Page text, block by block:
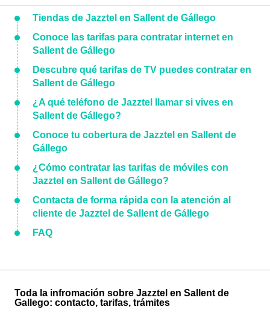
Tiendas de Jazztel en Sallent de Gállego
Conoce las tarifas para contratar internet en
Sallent de Gállego
Descubre qué tarifas de TV puedes contratar en
Sallent de Gállego
¿A qué teléfono de Jazztel llamar si vives en
Sallent de Gállego?
Conoce tu cobertura de Jazztel en Sallent de
Gállego
¿Cómo contratar las tarifas de móviles con
Jazztel en Sallent de Gállego?
Contacta de forma rápida con la atención al
cliente de Jazztel de Sallent de Gállego
FAQ
Toda la infromación sobre Jazztel en Sallent de
Gallego: contacto, tarifas, trámites